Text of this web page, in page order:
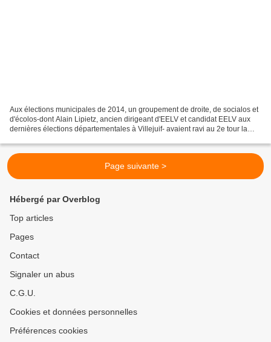
Aux élections municipales de 2014, un groupement de droite, de socialos et
d'écolos-dont Alain Lipietz, ancien dirigeant d'EELV et candidat EELV aux
dernières élections départementales à Villejuif- avaient ravi au 2e tour la
Page suivante >
Hébergé par Overblog
Top articles
Pages
Contact
Signaler un abus
C.G.U.
Cookies et données personnelles
Préférences cookies